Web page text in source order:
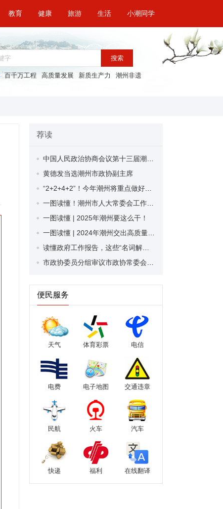
教育 健康 旅游 生活 小潮同学
搜索
百千万工程 高质量发展 新质生产力 潮州非遗
荐读
黄德发当选潮州市政协副主席
一图读懂 | 2025年潮州要这么干！
便民服务
天气 体育彩票 电信
电费 电子地图 交通违章
民航 火车 汽车
快递 福利 在线翻译